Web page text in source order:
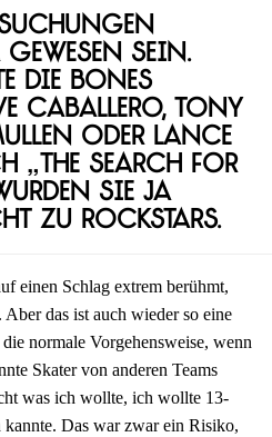
sein.
die Bones
Caballero, Tony
oder Lance
„The Search for
sie ja
zu Rockstars.
einen Schlag extrem berühmt,
das ist auch wieder so eine
normale Vorgehensweise, wenn
Skater von anderen Teams
was ich wollte, ich wollte 13-
Das war zwar ein Risiko,